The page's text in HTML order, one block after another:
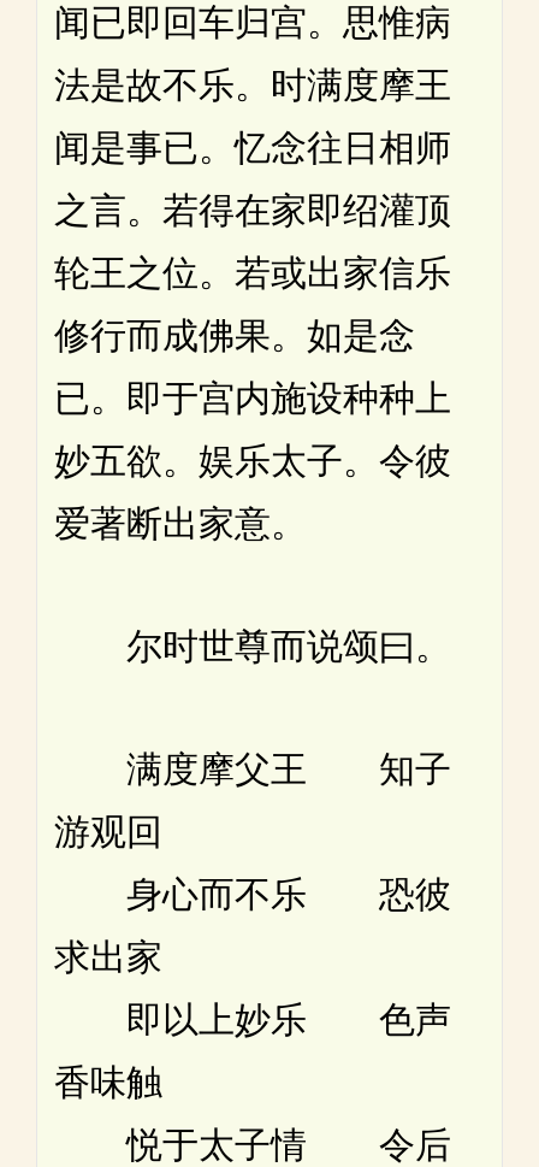
闻已即回车归宫。思惟病
法是故不乐。时满度摩王
闻是事已。忆念往日相师
之言。若得在家即绍灌顶
轮王之位。若或出家信乐
修行而成佛果。如是念
已。即于宫内施设种种上
妙五欲。娱乐太子。令彼
爱著断出家意。
尔时世尊而说颂曰。
满度摩父王 知子
游观回
身心而不乐 恐彼
求出家
即以上妙乐 色声
香味触
悦于太子情 令后